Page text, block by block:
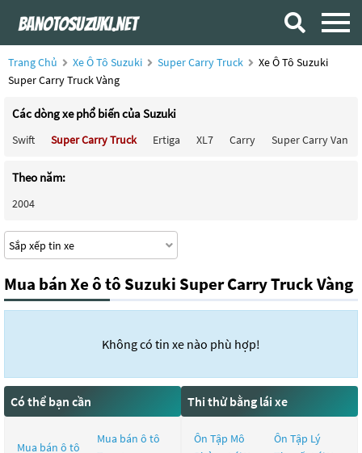
Trang Chủ Xe Ô Tô Suzuki Super Carry Truck
Xe Ô Tô Suzuki
Super Carry Truck Vàng
Các dòng xe phổ biến của Suzuki
Swift Super Carry Truck Ertiga XL7 Carry Super Carry Van
Theo năm:
2004
Mua bán Xe ô tô Suzuki Super Carry Truck Vàng
Không có tin xe nào phù hợp!
Có thể bạn cần
Mua bán ô tô
Mua bán ô tô
Thi thử bằng lái xe
Ôn Tập Mô
Ôn Tập Lý